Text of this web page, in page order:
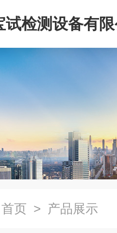
试检测设备有
首页 > 产品展示